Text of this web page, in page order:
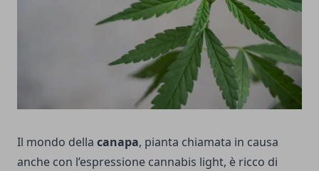
Il mondo della canapa, pianta chiamata in causa
anche con l’espressione cannabis light, è ricco di